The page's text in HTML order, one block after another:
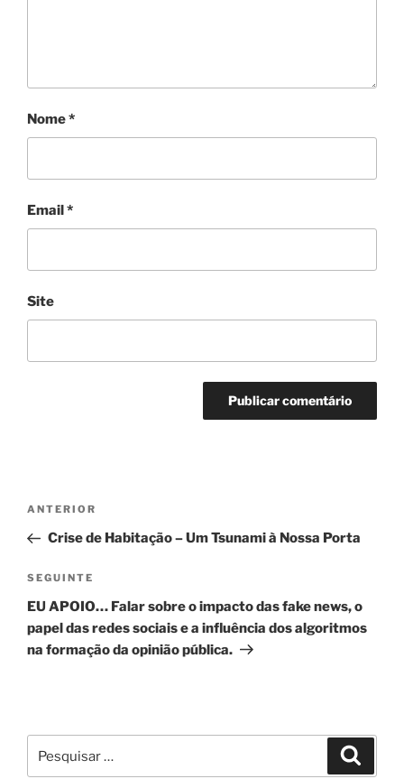
Nome*
Email*
Site
Navegação
artigos
Conteúdo
anterior
ANTERIOR
Crise de Habitação – Um Tsunami à Nossa Porta
Conteúdo
seguinte
SEGUINTE
EU APOIO… Falar sobre o impacto das fake news, o
papel das redes sociais e a influência dos algoritmos
na formação da opinião pública.
por: